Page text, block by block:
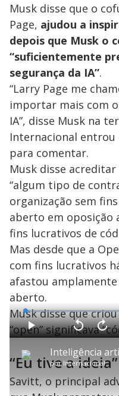
Musk disse que o
Page, ajudou a
depois que Musk o
“suficientemente
segurança da IA”.
“Larry Page me
importar mais com
IA”, disse Musk na
Internacional entrou
para comentar.
Musk disse
“algum tipo de
organização sem
aberto em oposição
fins lucrativos de
Mas desde que a
com fins lucrativos
afastou
aberto.
Musk disse que
“open” significava
por Internacional
P V
t
a
r
1
s
A
n
ç
a
r
1
L
o
a
d
e
:
1
.
7
%
“Eu tive a ideia”
Savitt, o principal